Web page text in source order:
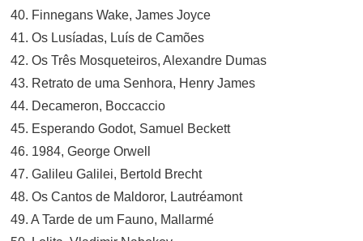
40. Finnegans Wake, James Joyce
41. Os Lusíadas, Luís de Camões
42. Os Três Mosqueteiros, Alexandre Dumas
43. Retrato de uma Senhora, Henry James
44. Decameron, Boccaccio
45. Esperando Godot, Samuel Beckett
46. 1984, George Orwell
47. Galileu Galilei, Bertold Brecht
48. Os Cantos de Maldoror, Lautréamont
49. A Tarde de um Fauno, Mallarmé